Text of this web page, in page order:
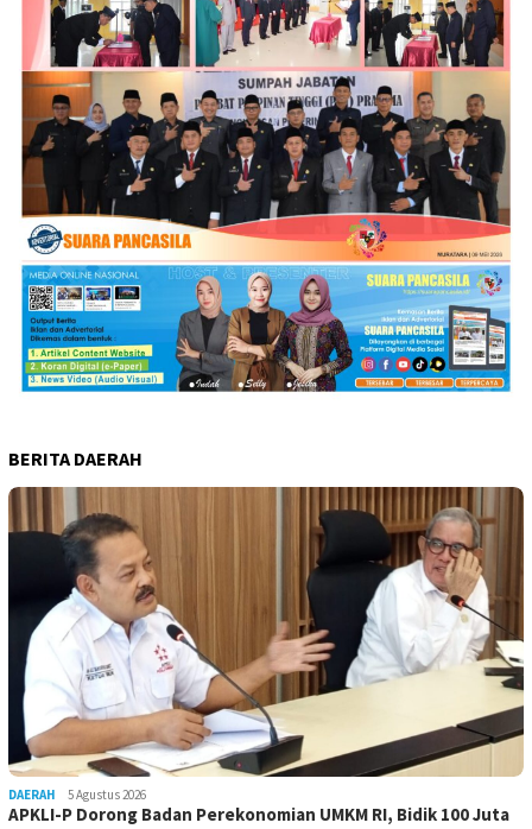
BERITA DAERAH
DAERAH 5 Agustus 2026
APKLI-P Dorong Badan Perekonomian UMKM RI, Bidik 100 Juta